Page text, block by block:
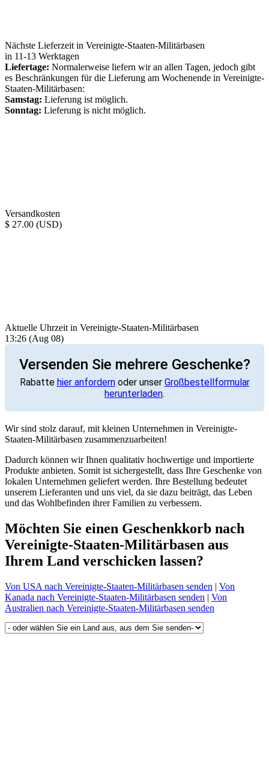
Nächste Lieferzeit in Vereinigte-Staaten-Militärbasen
in 11-13 Werktagen
Liefertage: Normalerweise liefern wir an allen Tagen, jedoch gibt
es Beschränkungen für die Lieferung am Wochenende in Vereinigte-
Staaten-Militärbasen:
Samstag: Lieferung ist möglich.
Sonntag: Lieferung is nicht möglich.
Versandkosten
$ 27.00 (USD)
Aktuelle Uhrzeit in Vereinigte-Staaten-Militärbasen
13:26 (Aug 08)
Versenden Sie mehrere Geschenke?
Rabatte hier anfordernoder unser Großbestellformular
herunterladen.
Wir sind stolz darauf, mit kleinen Unternehmen in Vereinigte-
Staaten-Militärbasen zusammenzuarbeiten!
Dadurch können wir Ihnen qualitativ hochwertige und importierte
Produkte anbieten. Somit ist sichergestellt, dass Ihre Geschenke von
lokalen Unternehmen geliefert werden. Ihre Bestellung bedeutet
unserem Lieferanten und uns viel, da sie dazu beiträgt, das Leben
und das Wohlbefinden ihrer Familien zu verbessern.
Möchten Sie einen Geschenkkorb nach
Vereinigte-Staaten-Militärbasen aus
Ihrem Land verschicken lassen?
Von USA nach Vereinigte-Staaten-Militärbasen senden | Von
Kanada nach Vereinigte-Staaten-Militärbasen senden | Von
Australien nach Vereinigte-Staaten-Militärbasen senden